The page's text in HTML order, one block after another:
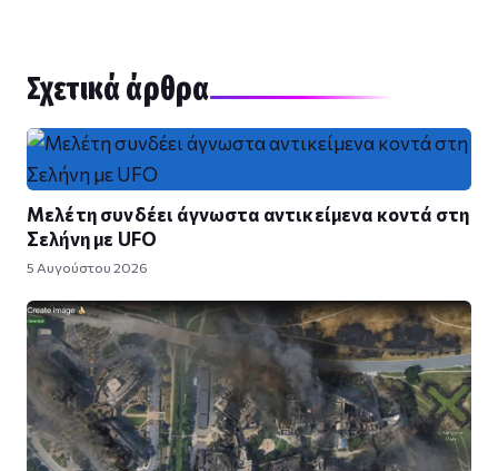
Σχετικά άρθρα
Μελέτη συνδέει άγνωστα αντικείμενα κοντά στη
Σελήνη με UFO
5 Αυγούστου 2026